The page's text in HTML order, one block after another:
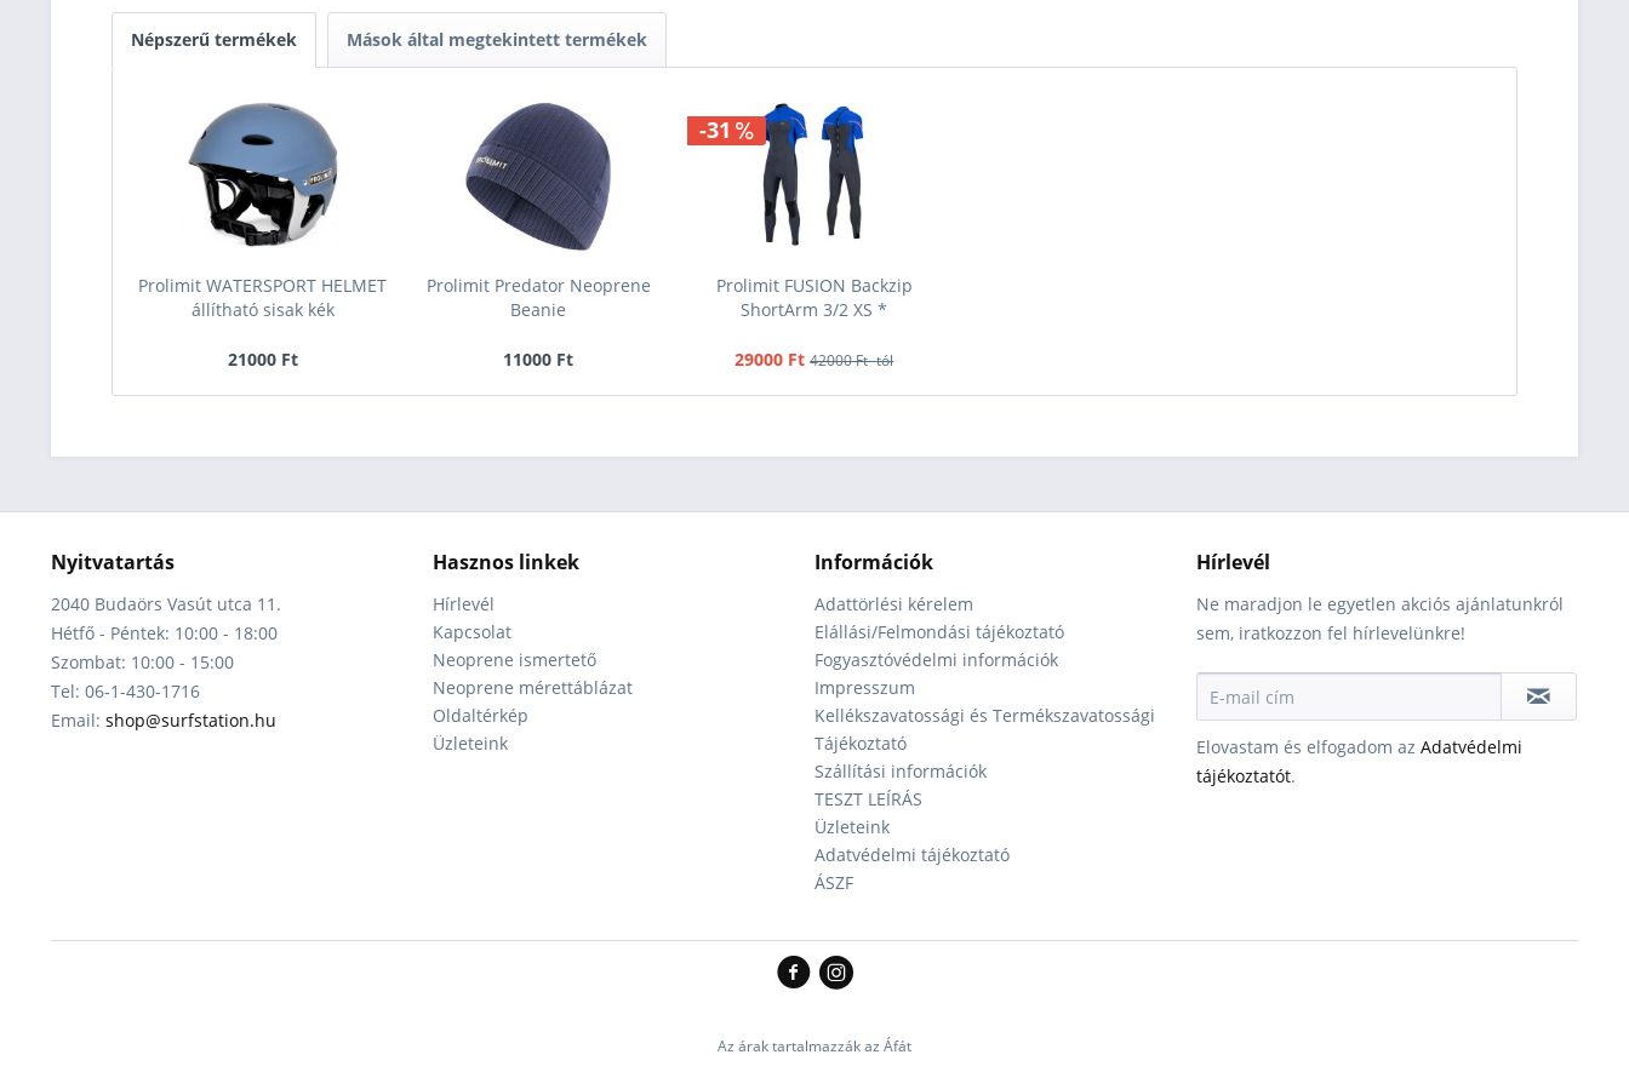
Népszerű termékek Mások által megtekintett termékek
Prolimit WATERSPORT HELMET
állítható sisak kék
21000 Ft
Prolimit Predator Neoprene
Beanie
11000 Ft
-31
Prolimit FUSION Backzip
ShortArm 3/2 XS *
29000 Ft 42000 Ft -tól
Nyitvatartás
2040 Budaörs Vasút utca 11.
Hétfő - Péntek: 10:00 - 18:00
Szombat: 10:00 - 15:00
Tel: 06-1-430-1716
Email: shop@surfstation.hu
Hasznos linkek
Hírlevél
Kapcsolat
Neoprene ismertető
Neoprene mérettáblázat
Oldaltérkép
Üzleteink
Információk
Adattörlési kérelem
Elállási/Felmondási tájékoztató
Fogyasztóvédelmi információk
Impresszum
Kellékszavatossági és Termékszavatossági
Tájékoztató
Szállítási információk
TESZT LEÍRÁS
Üzleteink
Adatvédelmi tájékoztató
ÁSZF
Hírlevél
Ne maradjon le egyetlen akciós ajánlatunkról
sem, iratkozzon fel hírlevelünkre!
Elovastam és elfogadom az Adatvédelmi
tájékoztatót.
Az árak tartalmazzák az Áfát